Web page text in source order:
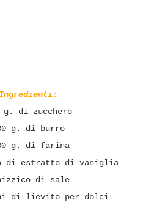
g. di zucchero
g. di burro
g. di farina
di estratto di vaniglia
di sale
di lievito per dolci